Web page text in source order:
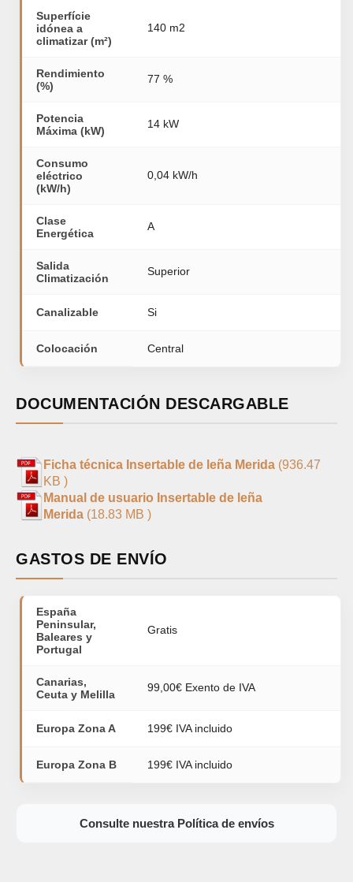
Superfície
idónea a
climatizar (m²)
140 m2
Rendimiento
(%)
77 %
Potencia
Máxima (kW)
14 kW
Consumo
eléctrico
(kW/h)
0,04 kW/h
Clase
Energética
A
Salida
Climatización
Superior
Canalizable Si
Colocación Central
DOCUMENTACIÓN DESCARGABLE
Ficha técnica Insertable de leña Merida (936.47
KB )
Manual de usuario Insertable de leña
Merida (18.83 MB )
GASTOS DE ENVÍO
España
Peninsular,
Baleares y
Portugal
Gratis
Canarias,
Ceuta y Melilla
99,00€ Exento de IVA
Europa Zona A 199€ IVA incluido
Europa Zona B 199€ IVA incluido
Consulte nuestra Política de envíos